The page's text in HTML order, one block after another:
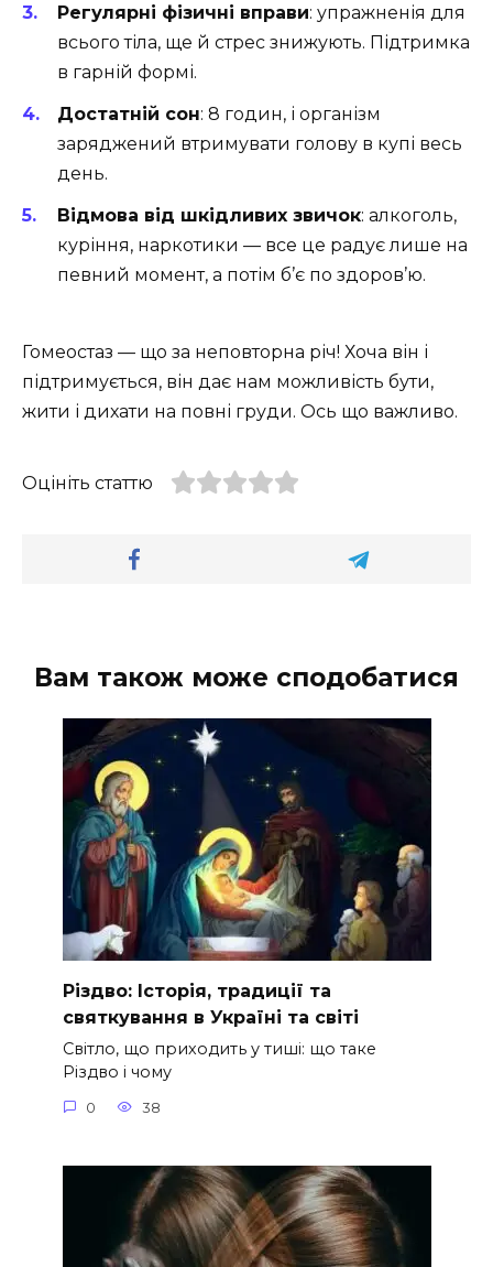
Регулярні фізичні вправи: упражненія для
всього тіла, ще й стрес знижують. Підтримка
в гарній формі.
Достатній сон: 8 годин, і організм
заряджений втримувати голову в купі весь
день.
Відмова від шкідливих звичок: алкоголь,
куріння, наркотики — все це радує лише на
певний момент, а потім б’є по здоров’ю.
Гомеостаз — що за неповторна річ! Хоча він і
підтримується, він дає нам можливість бути,
жити і дихати на повні груди. Ось що важливо.
Оцініть статтю
Вам також може сподобатися
Різдво: Історія, традиції та
святкування в Україні та світі
Світло, що приходить у тиші: що таке
Різдво і чому
0 38